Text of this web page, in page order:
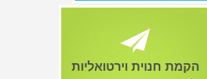
הקמת חנוית וירטואליות